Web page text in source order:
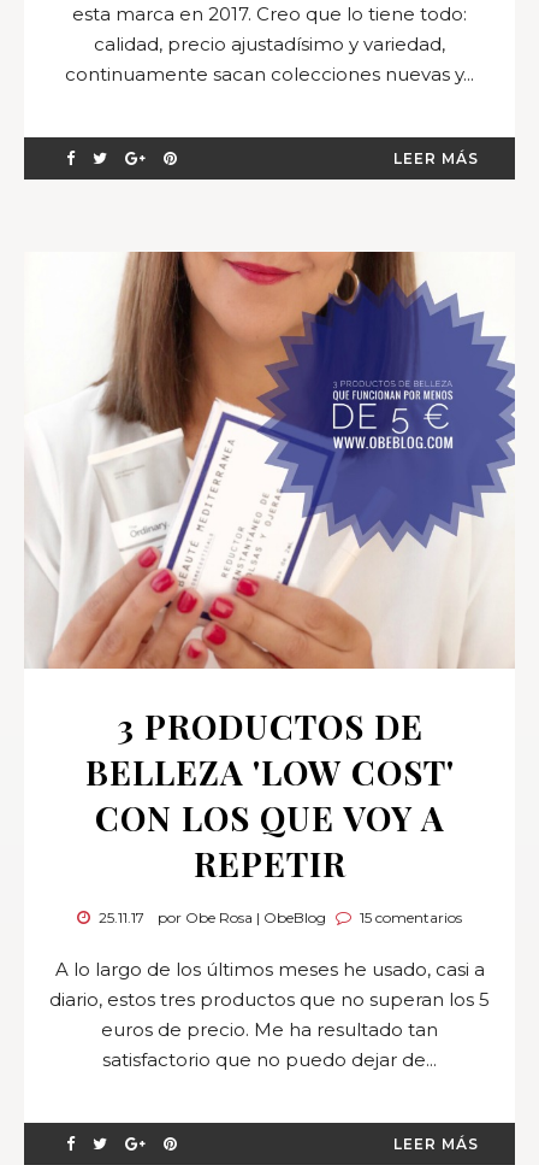
esta marca en 2017. Creo que lo tiene todo:
calidad, precio ajustadísimo y variedad,
continuamente sacan colecciones nuevas y...
LEER MÁS
3 PRODUCTOS DE
BELLEZA 'LOW COST'
CON LOS QUE VOY A
REPETIR
25.11.17 por Obe Rosa | ObeBlog 15 comentarios
A lo largo de los últimos meses he usado, casi a
diario, estos tres productos que no superan los 5
euros de precio. Me ha resultado tan
satisfactorio que no puedo dejar de...
LEER MÁS